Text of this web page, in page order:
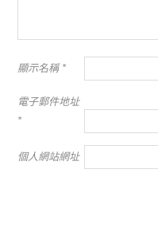
顯示名稱 *
電子郵件地址
*
個人網站網址